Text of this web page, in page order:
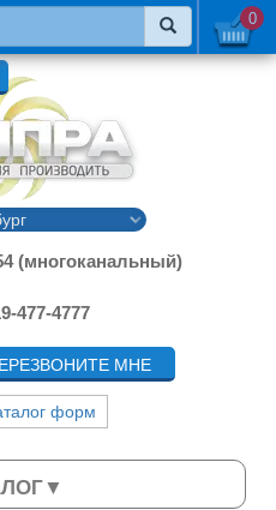
(многоканальный)
477-4777
МНЕ
форм
0